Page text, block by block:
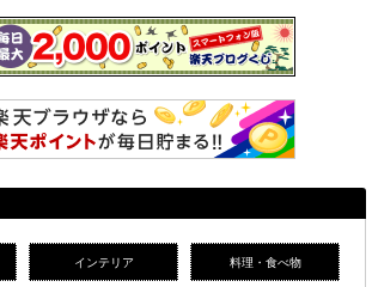
インテリア 料理・食べ物